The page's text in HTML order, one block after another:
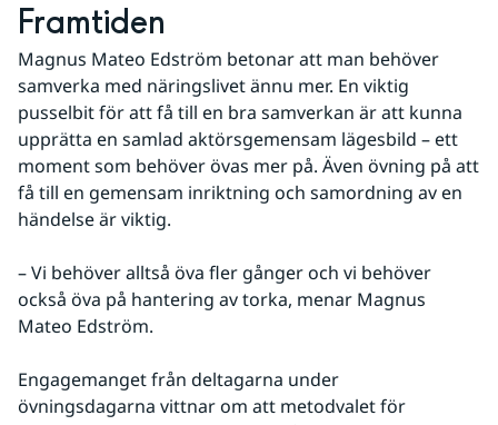
Framtiden
Magnus Mateo Edström betonar att man behöver
samverka med näringslivet ännu mer. En viktig
pusselbit för att få till en bra samverkan är att kunna
upprätta en samlad aktörsgemensam lägesbild – ett
moment som behöver övas mer på. Även övning på att
få till en gemensam inriktning och samordning av en
händelse är viktig.
– Vi behöver alltså öva fler gånger och vi behöver
också öva på hantering av torka, menar Magnus
Mateo Edström.
Engagemanget från deltagarna under
övningsdagarna vittnar om att metodvalet för